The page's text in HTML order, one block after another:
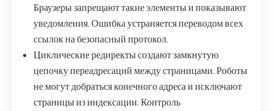
Браузеры запрещают такие элементы и показывают
уведомления. Ошибка устраняется переводом всех
ссылок на безопасный протокол.
Циклические редиректы создают замкнутую
цепочку переадресаций между страницами. Роботы
не могут добраться конечного адреса и исключают
страницы из индексации. Контроль